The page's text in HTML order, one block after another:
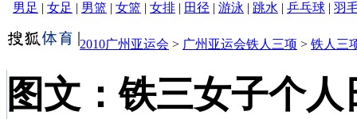
男足 | 女足 | 男篮 | 女篮 | 女排 | 田径 | 游泳 | 跳水 | 乒乓球 | 羽
2010广州亚运会 > 广州亚运会铁人三项 > 铁人三
图文：铁三女子个